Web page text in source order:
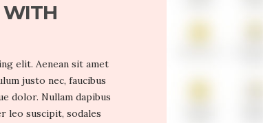
WITH
elit. Aenean sit amet
justo nec, faucibus
dolor. Nullam dapibus
leo suscipit, sodales